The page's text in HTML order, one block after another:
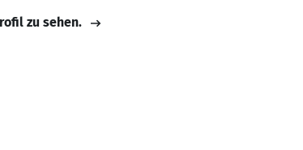
zu sehen.